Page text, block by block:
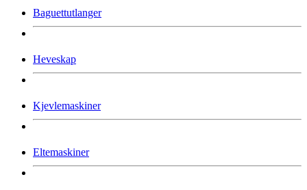
Baguettutlanger
Heveskap
Kjevlemaskiner
Eltemaskiner